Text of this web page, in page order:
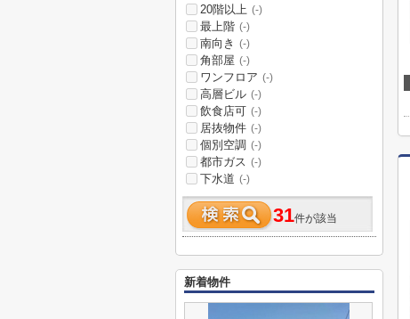
20階以上 (-)
最上階 (-)
南向き (-)
角部屋 (-)
ワンフロア (-)
高層ビル (-)
飲食店可 (-)
居抜物件 (-)
個別空調 (-)
都市ガス (-)
下水道 (-)
31件が該当
新着物件